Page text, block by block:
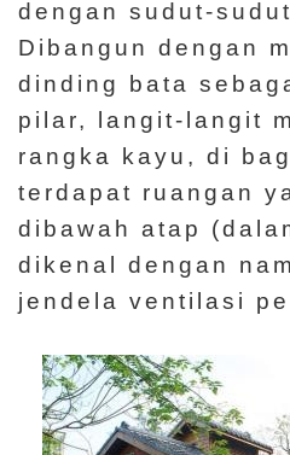
dengan sudut-
Dibangun dengan
dinding bata
pilar, langit-langit
rangka kayu, di
terdapat ruangan
dibawah atap
dikenal dengan
jendela ventilasi